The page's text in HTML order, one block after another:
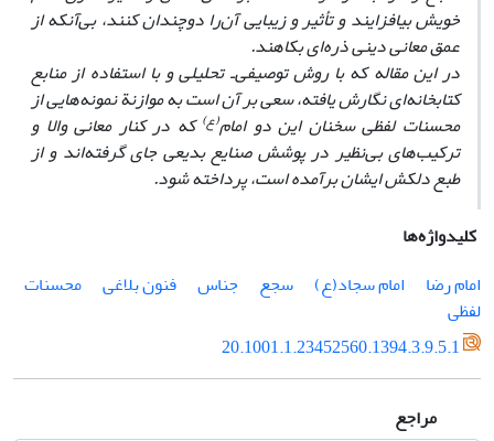
خویش بیافزایند و تأثیر و زیبایی آن‌را دو‌چندان کنند، بی‌آنکه از
عمق معانی دینی ذره‌ای بکاهند.
در این مقاله که با روش توصیفی‌ـ تحلیلی و با استفاده از منابع
کتابخانه‌ای نگارش یافته، سعی بر آن است به موازنة نمونه‌هایی از
محسنات لفظی سخنان این دو امام(ع) که در کنار معانی والا و
ترکیب‌های بی‌نظیر در پوشش صنایع بدیعی جای گرفته‌اند و از
طبع دلکش ایشان برآمده است، پرداخته شود.
کلیدواژه‌ها
امام رضا
امام سجاد(ع) سجع جناس فنون بلاغی
محسنات
لفظی
20.1001.1.23452560.1394.3.9.5.1
مراجع